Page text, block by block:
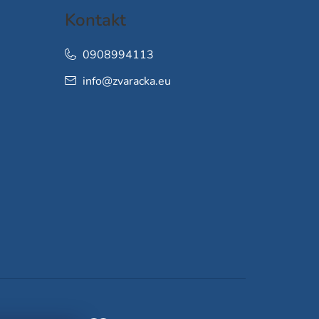
Kontakt
info@zvaracka.eu
0908994113